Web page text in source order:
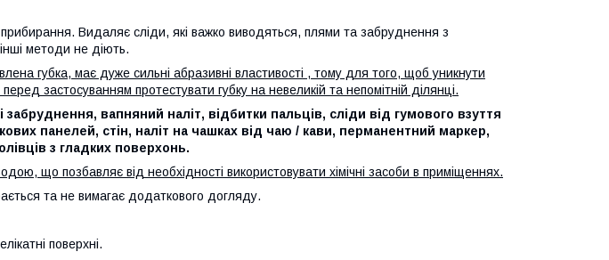
Видаляє сліди, які важко виводяться, плями та забруднення з
методи не діють.
губка, має дуже сильні абразивні властивості , тому для того, щоб уникнути
застосуванням протестувати губку на невеликій та непомітній ділянці.
забруднення, вапняний наліт, відбитки пальців, сліди від гумового взуття
панелей, стін, наліт на чашках від чаю / кави, перманентний маркер,
з гладких поверхонь.
що позбавляє від необхідності використовувати хімічні засоби в приміщеннях.
та не вимагає додаткового догляду.
поверхні.